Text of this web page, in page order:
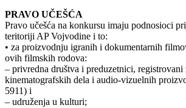
PRAVO UČEŠĆA
Pravo učešća na konkursu imaju podnosioci
teritoriji AP Vojvodine i to:
• za proizvodnju igranih i dokumentarnih
ovih filmskih rodova:
– privredna društva i preduzetnici,
kinematografskih dela i audio-vizuelnih
5911) i
– udruženja u kulturi;